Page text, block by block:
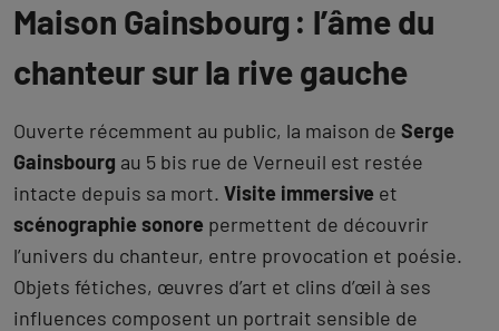
Maison Gainsbourg : l’âme du
chanteur sur la rive gauche
Ouverte récemment au public, la maison de Serge
Gainsbourg au 5 bis rue de Verneuil est restée
intacte depuis sa mort. Visite immersive et
scénographie sonore permettent de découvrir
l’univers du chanteur, entre provocation et poésie.
Objets fétiches, œuvres d’art et clins d’œil à ses
influences composent un portrait sensible de